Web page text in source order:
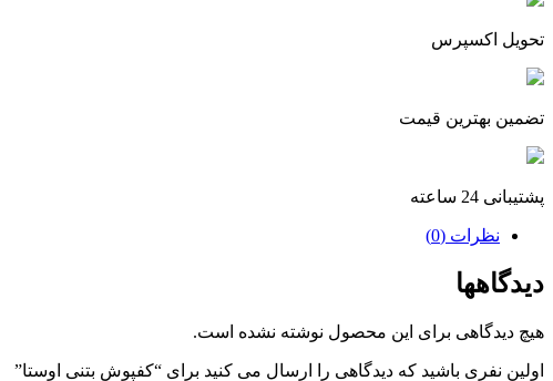
تحویل اکسپرس
تضمین بهترین قیمت
پشتیبانی 24 ساعته
نظرات (0)
دیدگاهها
هیچ دیدگاهی برای این محصول نوشته نشده است.
اولین نفری باشید که دیدگاهی را ارسال می کنید برای “کفپوش بتنی اوستا”